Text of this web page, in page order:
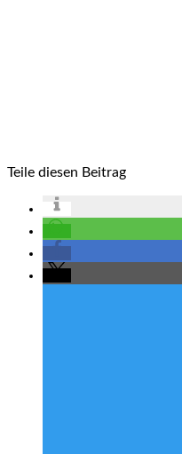
Teile diesen Beitrag